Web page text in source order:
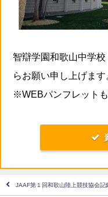
智辯学園和歌山中学
らお願い申し上げます
※WEBパンフレット
JAAF第１回和歌山陸上競技協会記